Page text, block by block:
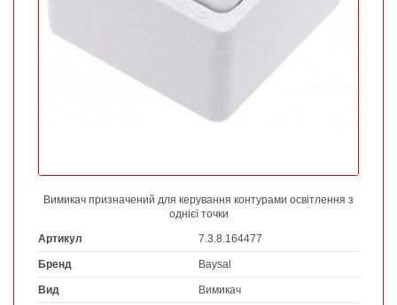
Вимикач призначений для керування контурами освітлення з
однієї точки
Артикул
7.3.8.164477
Бренд Baysal
Вид Вимикач